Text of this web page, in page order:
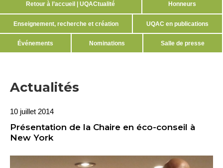
Retour à l’accueil | UQACtualité Honneurs
Enseignement, recherche et création UQAC en publications
Événements Nominations Salle de presse
Actualités
10 juillet 2014
Présentation de la Chaire en éco-conseil à
New York